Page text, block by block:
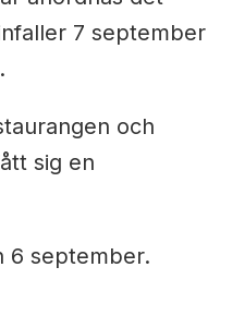
7 september
och
sig en
6 september.